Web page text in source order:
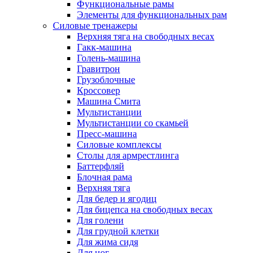
Функциональные рамы
Элементы для функциональных рам
Силовые тренажеры
Верхняя тяга на свободных весах
Гакк-машина
Голень-машина
Гравитрон
Грузоблочные
Кроссовер
Машина Смита
Мультистанции
Мультистанции со скамьей
Пресс-машина
Силовые комплексы
Столы для армрестлинга
Баттерфляй
Блочная рама
Верхняя тяга
Для бедер и ягодиц
Для бицепса на свободных весах
Для голени
Для грудной клетки
Для жима сидя